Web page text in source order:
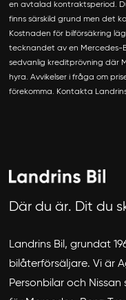
en avtalad kontraktsperiod.
finns särskild grund men det
Kostnaden för bilförsäkring
tecknandet av en Mercedes-
sedvanlig kreditprövning där
hyra. Avvikelser i fråga om
förekomma. Kontakta
Där du är. Dit du
Landrins Bil, grundat
bilåterförsäljare. Vi är
Personbilar och